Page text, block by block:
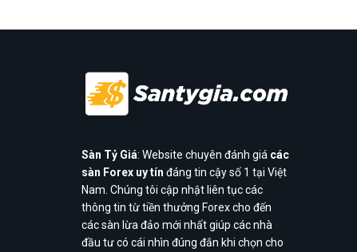
Sàn Tỷ Giá: Website chuyên đánh giá các
sàn Forex uy tín đáng tin cậy số 1 tại Việt
Nam. Chúng tôi cập nhật liên tục các
thông tin từ tiền thưởng Forex cho đến
các sàn lừa đảo mới nhất giúp các nhà
đầu tư có cái nhìn đúng đắn khi chọn cho